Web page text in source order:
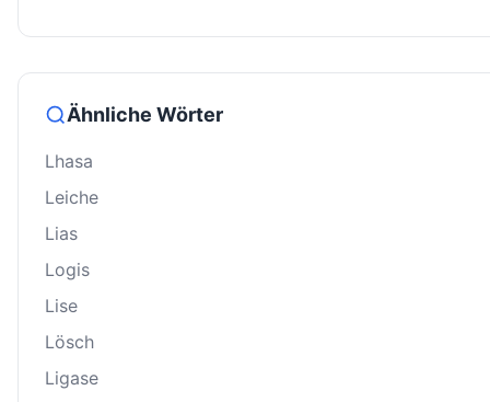
Ähnliche Wörter
Lhasa
Leiche
Lias
Logis
Lise
Lösch
Ligase